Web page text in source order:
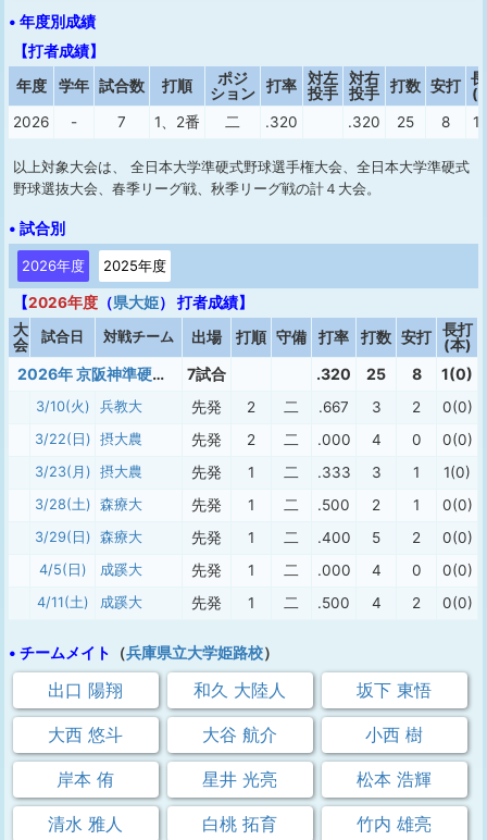
• 年度別成績
【打者成績】
年度
学年 試合数 打順
ポジ
ション
打率
対左
投手
対右
投手
打数 安打
(
2026
- 7 1、2番 二 .320 .320 25 8
以上対象大会は、 全日本大学準硬式野球選手権大会、全日本大学準硬式
野球選抜大会、春季リーグ戦、秋季リーグ戦の計４大会。
• 試合別
2026年度 2025年度
【2026年度 （県大姫） 打者成績】
大
会
試合日 対戦チーム 出場 打順 守備 打率 打数 安打
長打
(本)
2026年 京阪神準硬式春季 7試合 .320 25 8 1(0)
3/10(火) 兵教大 先発 2 二 .667 3 2 0(0)
3/22(日) 摂大農 先発 2 二 .000 4 0 0(0)
3/23(月) 摂大農 先発 1 二 .333 3 1 1(0)
3/28(土) 森療大 先発 1 二 .500 2 1 0(0)
3/29(日) 森療大 先発 1 二 .400 5 2 0(0)
4/5(日) 成蹊大 先発 1 二 .000 4 0 0(0)
4/11(土) 成蹊大 先発 1 二 .500 4 2 0(0)
• チームメイト （兵庫県立大学姫路校）
出口 陽翔 和久 大陸人 坂下 東悟
大西 悠斗 大谷 航介 小西 樹
岸本 侑 星井 光亮 松本 浩輝
清水 雅人 白桃 拓育 竹内 雄亮